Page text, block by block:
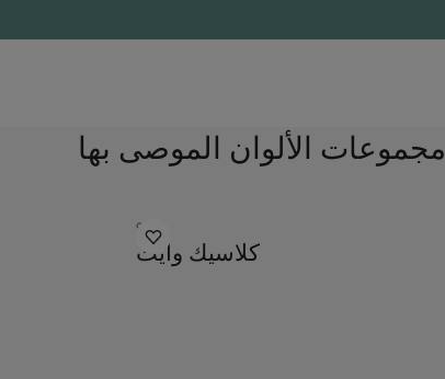
مجموعات الألوان الموصى بها
9918
كلاسيك وايت